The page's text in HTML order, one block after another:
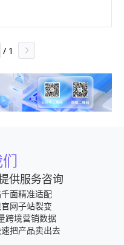
输入“榨汁机”，显示
准数量会比这个数量
关键词来减少这样的
小型”时，显示出的
式深刻地影响着跨境
易方式而呈现出自己
/ 1
供服务咨询
面精准适配
网子站裂变
跨境营销数据
把产品卖出去